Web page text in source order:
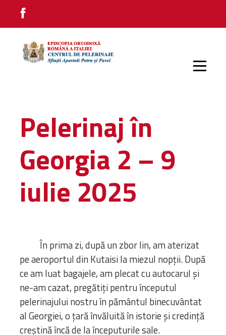
PELERINAJE EXTERNE
GALERII FOTO
Pelerinaj în
Georgia 2 – 9
iulie 2025
În prima zi, după un zbor lin, am aterizat
pe aeroportul din Kutaisi la miezul nopții. După
ce am luat bagajele, am plecat cu autocarul și
ne-am cazat, pregătiți pentru începutul
pelerinajului nostru în pământul binecuvântat
al Georgiei, o țară învăluită în istorie și credință
creștină încă de la începuturile sale.